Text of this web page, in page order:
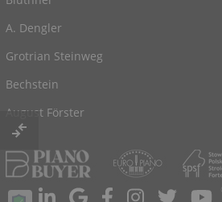
A. Dengler
Grotrian Steinweg
Bechstein
August Förster